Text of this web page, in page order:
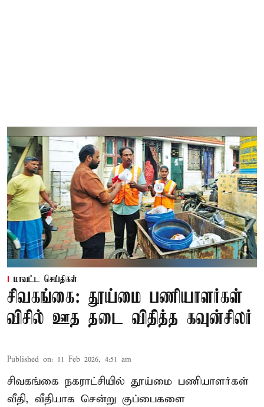
மாவட்ட செய்திகள்
சிவகங்கை: தூய்மை பணியாளர்கள்
விசில் ஊத தடை விதித்த கவுன்சிலர்
Published on: 11 Feb 2026, 4:51 am
சிவகங்கை நகராட்சியில் தூய்மை பணியாளர்கள்
வீதி, வீதியாக சென்று குப்பைகளை